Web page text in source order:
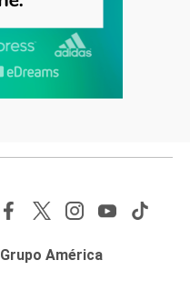
Grupo América